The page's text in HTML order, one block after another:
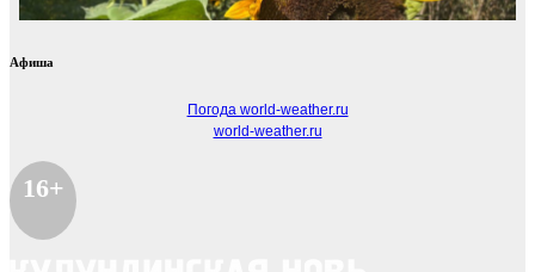
Афиша
Погода world-weather.ru
world-weather.ru
16+